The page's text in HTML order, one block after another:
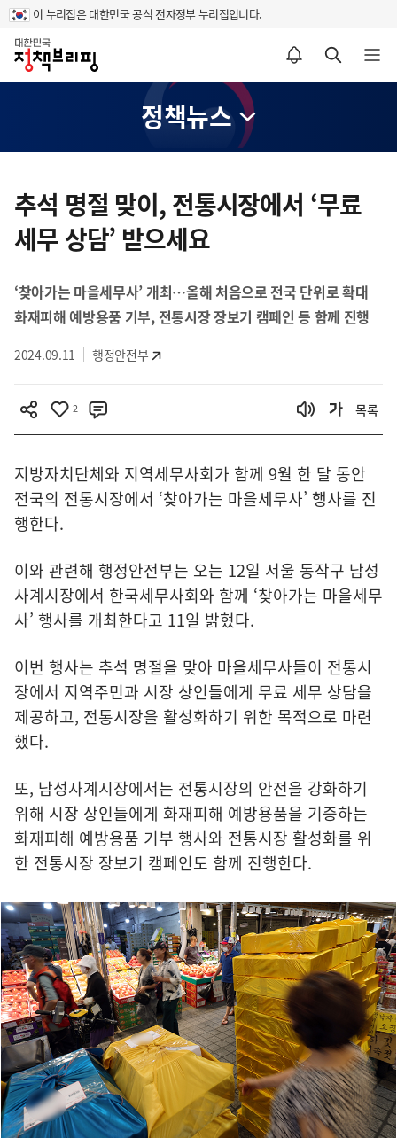
이 누리집은 대한민국 공식 전자정부 누리집입니다.
홈
알림설정 바로가기 검색 바로가기 메뉴 열기
정책뉴스
텐
츠
영
추석 명절 맞이, 전통시장에서 ‘무료
세무 상담’ 받으세요
‘찾아가는 마을세무사’ 개최…올해 처음으로 전국 단위로 확대
화재피해 예방용품 기부, 전통시장 장보기 캠페인 등 함께 진행
2024.09.11 행정안전부
2 목록
지방자치단체와 지역세무사회가 함께 9월 한 달 동안
전국의 전통시장에서 ‘찾아가는 마을세무사’ 행사를 진
행한다.
이와 관련해 행정안전부는 오는 12일 서울 동작구 남성
사계시장에서 한국세무사회와 함께 ‘찾아가는 마을세무
사’ 행사를 개최한다고 11일 밝혔다.
이번 행사는 추석 명절을 맞아 마을세무사들이 전통시
장에서 지역주민과 시장 상인들에게 무료 세무 상담을
제공하고, 전통시장을 활성화하기 위한 목적으로 마련
했다.
또, 남성사계시장에서는 전통시장의 안전을 강화하기
위해 시장 상인들에게 화재피해 예방용품을 기증하는
화재피해 예방용품 기부 행사와 전통시장 활성화를 위
한 전통시장 장보기 캠페인도 함께 진행한다.